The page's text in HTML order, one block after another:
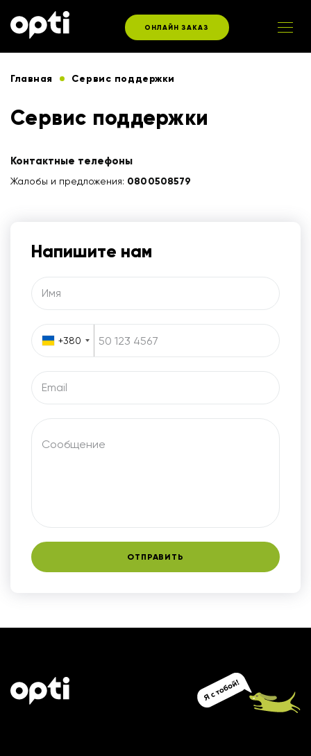
ОНЛАЙН ЗАКАЗ
Главная Сервис поддержки
Сервис поддержки
Контактные телефоны
Жалобы и предложения: 0800508579
Напишите нам
Имя
+380
Email
Сообщение
ОТПРАВИТЬ